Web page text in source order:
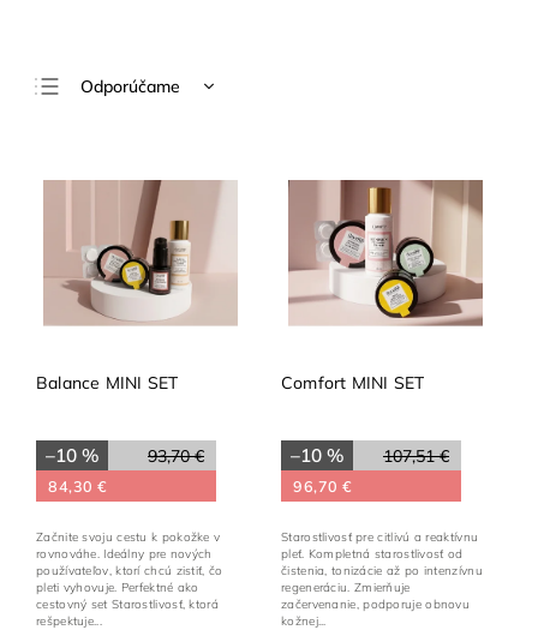
Odporúčame
Najpredávanejšie
Abecedne
Balance MINI SET
93,70 €
–10 %
84,30 €
Začnite svoju cestu k pokožke v
rovnováhe. Ideálny pre nových
používateľov, ktorí chcú zistiť, čo
pleti vyhovuje. Perfektné ako
cestovný set Starostlivosť, ktorá
rešpektuje...
Comfort MINI SET
107,51 €
–10 %
96,70 €
Starostlivosť pre citlivú a reaktívnu
pleť. Kompletná starostlivosť od
čistenia, tonizácie až po intenzívnu
regeneráciu. Zmierňuje
začervenanie, podporuje obnovu
kožnej...